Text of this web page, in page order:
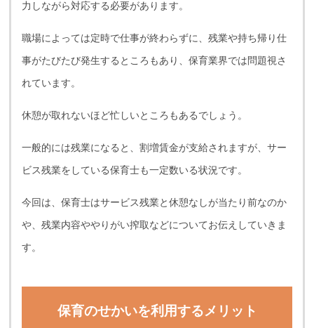
力しながら対応する必要があります。
職場によっては定時で仕事が終わらずに、残業や持ち帰り仕
事がたびたび発生するところもあり、保育業界では問題視さ
れています。
休憩が取れないほど忙しいところもあるでしょう。
一般的には残業になると、割増賃金が支給されますが、サー
ビス残業をしている保育士も一定数いる状況です。
今回は、保育士はサービス残業と休憩なしが当たり前なのか
や、残業内容ややりがい搾取などについてお伝えしていきま
す。
保育のせかいを利用するメリット